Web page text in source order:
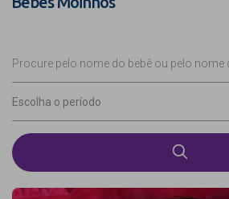
Procure pelo nome do bebê ou pelo nome
Escolha o período